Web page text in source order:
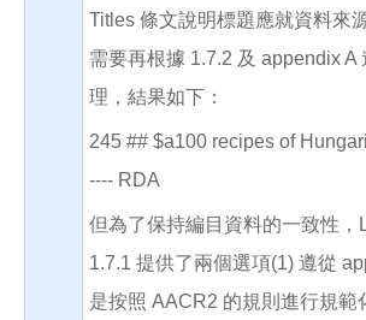
Titles 條文說明標題應就資料來
需要再根據 1.7.2 及 appendix A
理，結果如下：
245 ## $a100 recipes of
---- RDA
但為了保持編目資料的一致性，
1.7.1 提供了兩個選項(1) 遵從
是按照 AACR2 的規則進行規範